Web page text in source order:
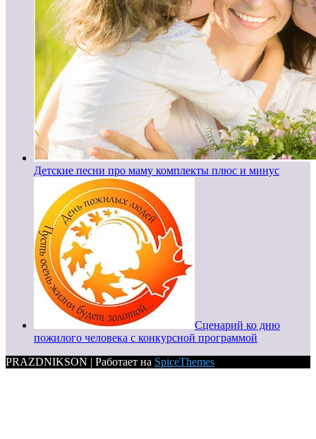
Детские песни про маму комплекты плюс и минус
Сценарий ко дню
пожилого человека с конкурсной программой
PRAZDNIKSON | Работает на SpiceThemes